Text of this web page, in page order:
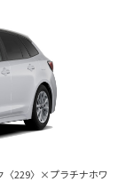
〈229〉×プラチナホワ